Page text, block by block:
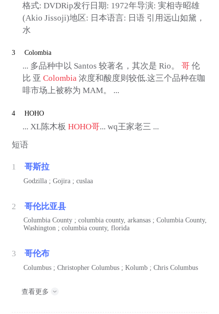
格式: DVDRip发行日期: 1972年导演: 実相寺昭雄
(Akio Jissoji)地区: 日本语言: 日语 引用远山如黛，
水
3 Colombia
... 多品种中以 Santos 较著名，其次是 Rio。 哥伦
比 亚 Colombia浓度和酸度则较低.这三个品种在咖
啡市场上被称为 MAM。 ...
4 HOHO
... XL陈木板 HOHO哥... wq王家老三 ...
短语
1 哥斯拉
Godzilla ; Gojira ; cuslaa
2 哥伦比亚县
Columbia County ; columbia county, arkansas ; Columbia County,
Washington ; columbia county, florida
3 哥伦布
Columbus ; Christopher Columbus ; Kolumb ; Chris Columbus
查看更多